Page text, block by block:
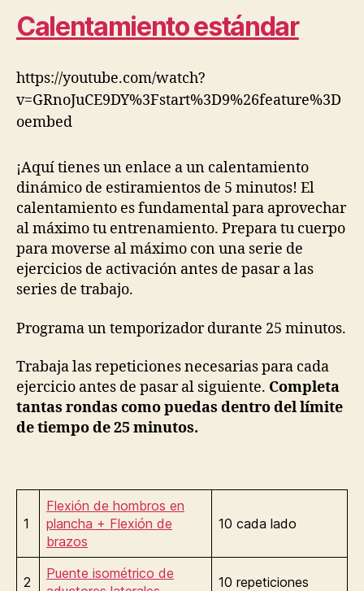
Calentamiento estándar
https://youtube.com/watch?
v=GRnoJuCE9DY%3Fstart%3D9%26feature%3D
oembed
¡Aquí tienes un enlace a un calentamiento
dinámico de estiramientos de 5 minutos! El
calentamiento es fundamental para aprovechar
al máximo tu entrenamiento. Prepara tu cuerpo
para moverse al máximo con una serie de
ejercicios de activación antes de pasar a las
series de trabajo.
Programa un temporizador durante 25 minutos.
Trabaja las repeticiones necesarias para cada
ejercicio antes de pasar al siguiente. Completa
tantas rondas como puedas dentro del límite
de tiempo de 25 minutos.
1
Flexión de hombros en
plancha + Flexión de
brazos
10 cada lado
2
Puente isométrico de
10 repeticiones